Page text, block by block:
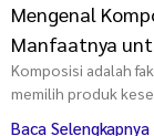
Mengenal
Manfaatnya
Komposisi adalah
memilih produk
Baca Selengkapnya